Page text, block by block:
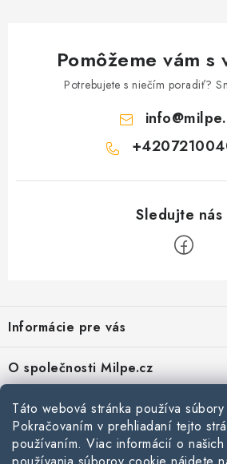
Táto webová stránka používa
Pokračovaním v prehliadaní tejto
používaním. Viac informácií o našich
Pomôžeme vám s
Potrebujete s niečím poradiť?
info@
p
ä
t
Informácie pre vás
Reklamace a vrácení zboží
Zásady používania súborov cookie
Podmínky ochrany osobních údajů
Obchodní podmínky
O společnosti Milpe.cz
Často sa nás pýtate
O spoločnosti Milpe
Kontakty
Kontaktné informácie
Stavebný blog